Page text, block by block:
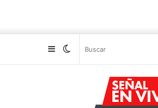
Switch
Sidebar